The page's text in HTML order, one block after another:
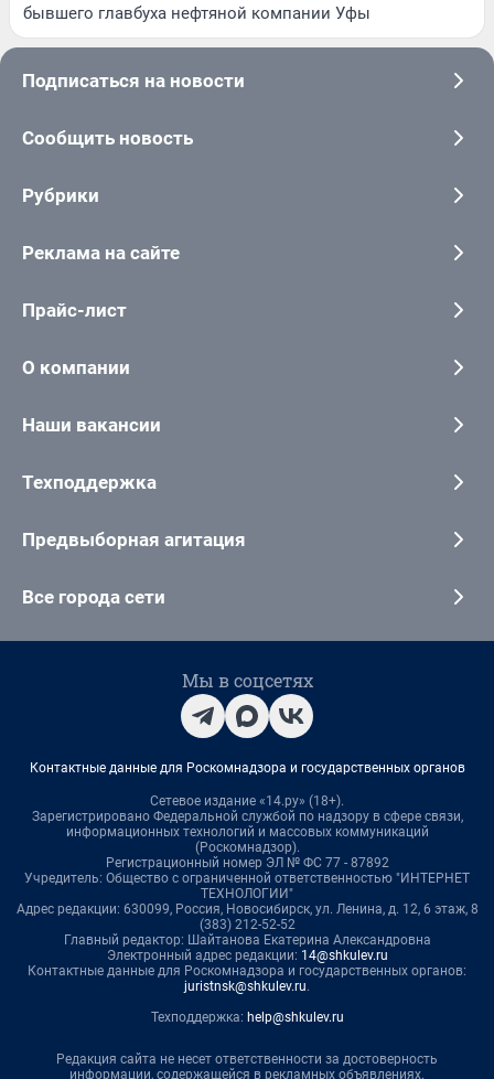
бывшего главбуха нефтяной компании Уфы
Подписаться на новости
Сообщить новость
Рубрики
Реклама на сайте
Прайс-лист
О компании
Наши вакансии
Техподдержка
Предвыборная агитация
Все города сети
Мы в соцсетях
Контактные данные для Роскомнадзора и государственных органов
Сетевое издание «14.ру» (18+).
Зарегистрировано Федеральной службой по надзору в сфере связи,
информационных технологий и массовых коммуникаций
(Роскомнадзор).
Регистрационный номер ЭЛ № ФС 77 - 87892
Учредитель: Общество с ограниченной ответственностью "ИНТЕРНЕТ
ТЕХНОЛОГИИ"
Адрес редакции: 630099, Россия, Новосибирск, ул. Ленина, д. 12, 6 этаж, 8
(383) 212-52-52
Главный редактор: Шайтанова Екатерина Александровна
Электронный адрес редакции: 14@shkulev.ru
Контактные данные для Роскомнадзора и государственных органов:
juristnsk@shkulev.ru.
Техподдержка: help@shkulev.ru
Редакция сайта не несет ответственности за достоверность
информации, содержащейся в рекламных объявлениях.